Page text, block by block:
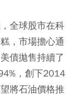
全球股市在科
，市場擔心通
債拋售持續了
，創下2014
將石油價格推